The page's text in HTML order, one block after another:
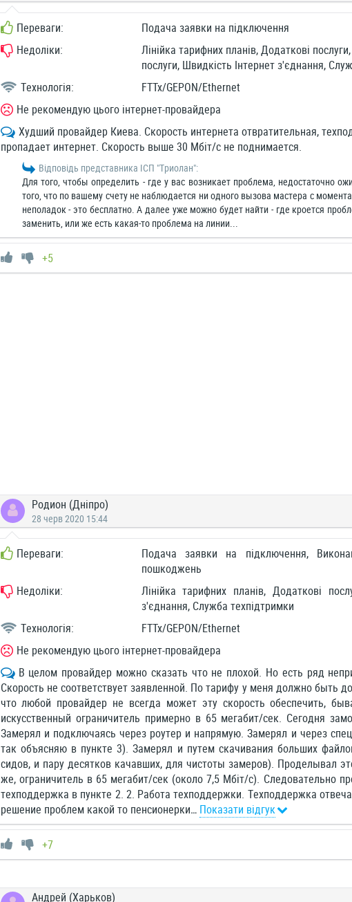
Переваги:
Подача заявки на підключення
Недоліки:
Лінійка тарифних планів, Додаткові
послуги, Швидкість Інтернет з'єднання,
Технологія:
FTTx/GEPON/Ethernet
Не рекомендую цього інтернет-провайдера
Худший провайдер Киева. Скорость интернета отвратительная,
пропадает интернет. Скорость выше 30 Мбіт/с не поднимается.
Відповідь представника ІСП "Триолан":
Для того, чтобы определить - где у вас возникает проблема, недостаточно
того, что по вашему счету не наблюдается ни одного вызова мастера с
неполадок - это бесплатно. А далее уже можно будет найти - где кроется
заменить, или же есть какая-то проблема на линии...
+5
Родион (Дніпро)
28 черв 2020 15:44
Переваги:
Подача заявки на підключення,
пошкоджень
Недоліки:
Лінійка тарифних планів, Додаткові
з'єднання, Служба техпідтримки
Технологія:
FTTx/GEPON/Ethernet
Не рекомендую цього інтернет-провайдера
В целом провайдер можно сказать что не плохой. Но есть ряд
Скорость не соответствует заявленной. По тарифу у меня должно быть
что любой провайдер не всегда может эту скорость обеспечить,
искусственный ограничитель примерно в 65 мегабит/сек. Сегодня
Замерял и подключаясь через роутер и напрямую. Замерял и через
так объясняю в пункте 3). Замерял и путем скачивания больших
сидов, и пару десятков качавших, для чистоты замеров). Проделывал
же, ограничитель в 65 мегабит/сек (около 7,5 Мбіт/с). Следовательно
техподдержка в пункте 2. 2. Работа техподдержки. Техподдержка
решение проблем какой то пенсионерки… Показати відгук
+7
Андрей (Харьков)